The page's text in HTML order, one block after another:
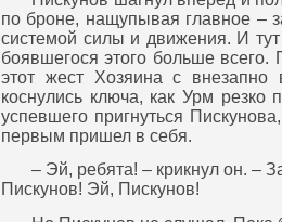
по броне, нащупывая главное –
системой силы и движения. И
боявшегося этого больше
этот жест Хозяина с внезапно
коснулись ключа, как Урм резко
успевшего пригнуться
первым пришел в себя.
– Эй, ребята! – крикнул он. –
Пискунов! Эй, Пискунов!